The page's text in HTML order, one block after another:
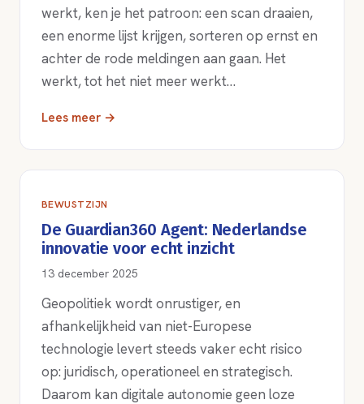
werkt, ken je het patroon: een scan draaien,
een enorme lijst krijgen, sorteren op ernst en
achter de rode meldingen aan gaan. Het
werkt, tot het niet meer werkt…
Lees meer →
BEWUSTZIJN
De Guardian360 Agent: Nederlandse
innovatie voor echt inzicht
13 december 2025
Geopolitiek wordt onrustiger, en
afhankelijkheid van niet-Europese
technologie levert steeds vaker echt risico
op: juridisch, operationeel en strategisch.
Daarom kan digitale autonomie geen loze